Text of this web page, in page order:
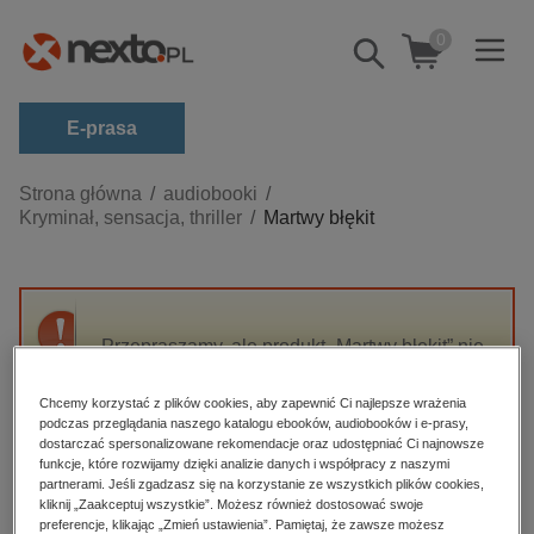
Pokaż/schowaj
wyszukiwarkę
0
E-prasa
Kategorie
Zobacz wszystkie E-prasa
budownictwo, aranżacja wnętrz
darmowe wydania
edukacja
hobby, sport, rozrywka
komputery, internet, technologie, informatyka
Strona główna
audiobooki
Kryminał, sensacja, thriller
Martwy błękit
Przepraszamy, ale produkt „Martwy błękit” nie
High-contrast mode
Polecane
Chcemy korzystać z plików cookies, aby zapewnić Ci najlepsze wrażenia
podczas przeglądania naszego katalogu ebooków, audiobooków i e-prasy,
dostarczać spersonalizowane rekomendacje oraz udostępniać Ci najnowsze
funkcje, które rozwijamy dzięki analizie danych i współpracy z naszymi
partnerami. Jeśli zgadzasz się na korzystanie ze wszystkich plików cookies,
kliknij „Zaakceptuj wszystkie”. Możesz również dostosować swoje
preferencje, klikając „Zmień ustawienia”. Pamiętaj, że zawsze możesz